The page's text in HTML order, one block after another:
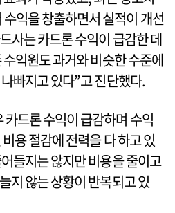
익을 창출하면서 실적이 개선
사는 카드론 수익이 급감한 데
익원도 과거와 비슷한 수준에
빠지고 있다”고 진단했다.
드론 수익이 급감하며 수익
용 절감에 전력을 다 하고 있
들지는 않지만 비용을 줄이고
지 않는 상황이 반복되고 있